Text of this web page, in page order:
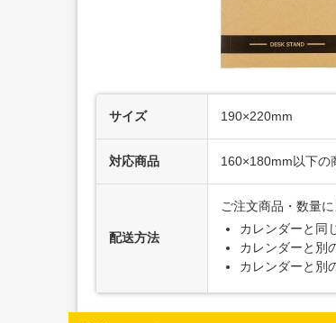
サイズ 190×220mm
対応商品 160×180mm以下の
配送方法
ご注文商品・数量
カレンダーと同
カレンダーと別
カレンダーと別